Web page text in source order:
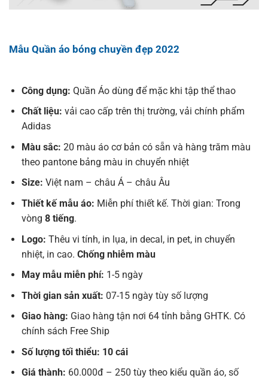
Mẫu Quần áo bóng chuyền đẹp 2022
Công dụng: Quần Áo dùng để mặc khi tập thể thao
Chất liệu: vải cao cấp trên thị trường, vải chính phẩm
Adidas
Màu sắc: 20 màu áo cơ bản có sẵn và hàng trăm màu
theo pantone bảng màu in chuyển nhiệt
Size: Việt nam – châu Á – châu Âu
Thiết kế mẫu áo: Miễn phí thiết kế. Thời gian: Trong
vòng 8 tiếng.
Logo: Thêu vi tính, in lụa, in decal, in pet, in chuyển
nhiệt, in cao. Chống nhiễm màu
May mẫu miễn phí: 1-5 ngày
Thời gian sản xuất: 07-15 ngày tùy số lượng
Giao hàng: Giao hàng tận nơi 64 tỉnh bằng GHTK. Có
chính sách Free Ship
Số lượng tối thiểu: 10 cái
Giá thành: 60.000đ – 250 tùy theo kiểu quần áo, số